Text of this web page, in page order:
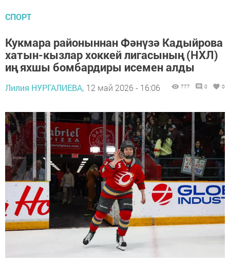
СПОРТ
Кукмара районыннан Фәнүзә Кадыйрова
хатын-кызлар хоккей лигасының (НХЛ)
иң яхшы бомбардиры исемен алды
Лилия НУРГАЛИЕВА, 12 май 2026 - 16:06 777 0 0